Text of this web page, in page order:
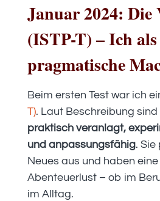
Januar 2024:
(ISTP-T) – Ich als
pragmatische
Beim ersten Test war ich
T). Laut Beschreibung sind
praktisch veranlagt,
und anpassungsfähig. Sie
Neues aus und haben
Abenteuerlust – ob im
im Alltag.